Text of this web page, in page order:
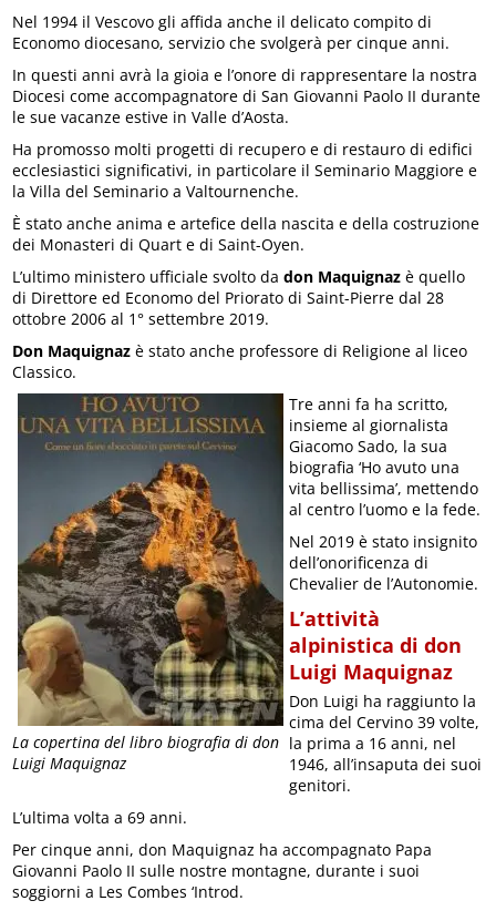
Nel 1994 il Vescovo gli affida anche il delicato compito di
Economo diocesano, servizio che svolgerà per cinque anni.
In questi anni avrà la gioia e l’onore di rappresentare la nostra
Diocesi come accompagnatore di San Giovanni Paolo II durante
le sue vacanze estive in Valle d’Aosta.
Ha promosso molti progetti di recupero e di restauro di edifici
ecclesiastici significativi, in particolare il Seminario Maggiore e
la Villa del Seminario a Valtournenche.
È stato anche anima e artefice della nascita e della costruzione
dei Monasteri di Quart e di Saint-Oyen.
L’ultimo ministero ufficiale svolto dadon Maquignaz è quello
di Direttore ed Economo del Priorato di Saint-Pierre dal 28
ottobre 2006 al 1° settembre 2019.
Don Maquignaz è stato anche professore di Religione al liceo
Classico.
La copertina del libro biografia di don
Luigi Maquignaz
Tre anni fa ha scritto,
insieme al giornalista
Giacomo Sado, la sua
biografia ‘Ho avuto una
vita bellissima’, mettendo
al centro l’uomo e la fede.
Nel 2019 è stato insignito
dell’onorificenza di
Chevalier de l’Autonomie.
L’attività
alpinistica di don
Luigi Maquignaz
Don Luigi ha raggiunto la
cima del Cervino 39 volte,
la prima a 16 anni, nel
1946, all’insaputa dei suoi
genitori.
L’ultima volta a 69 anni.
Per cinque anni, don Maquignaz ha accompagnato Papa
Giovanni Paolo II sulle nostre montagne, durante i suoi
soggiorni a Les Combes ‘Introd.